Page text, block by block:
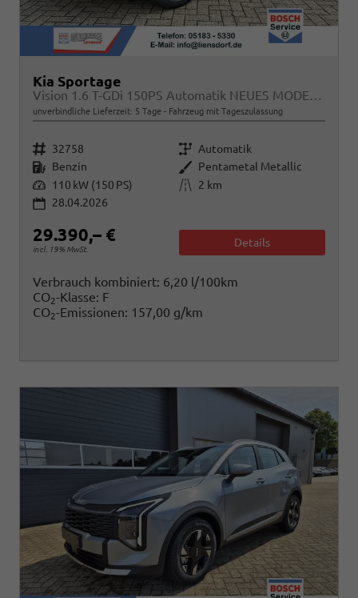
Kia Sportage
Vision 1.6 T-GDi 150PS Automatik NEUES MODELL MY26 FACELIFT Sitzheizung Lenkradheizung Klimaautomatik Navi Bluetooth Touchscreen Apple CarPlay Android Auto PDC v+h 17"LM Rückf.Kamera ACC 2x Keyless
unverbindliche Lieferzeit: 5 Tage Fahrzeug mit Tageszulassung
Fahrzeugnr. 32758 Getriebe Automatik
Kraftstoff Benzin Außenfarbe Pentametal Metallic
Leistung 110 kW (150 PS) Kilometerstand
2 km
28.04.2026
29.390,– €
incl. 19% MwSt.
Details
Verbrauch kombiniert: 6,20 l/100km
CO2-Klasse: F
CO2-Emissionen: 157,00 g/km